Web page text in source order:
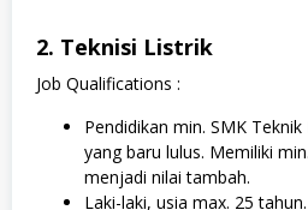
2. Teknisi Listrik
Job Qualifications :
Pendidikan min. SMK
yang baru lulus. Memiliki
menjadi nilai tambah.
Laki-laki, usia max. 25 tahun.